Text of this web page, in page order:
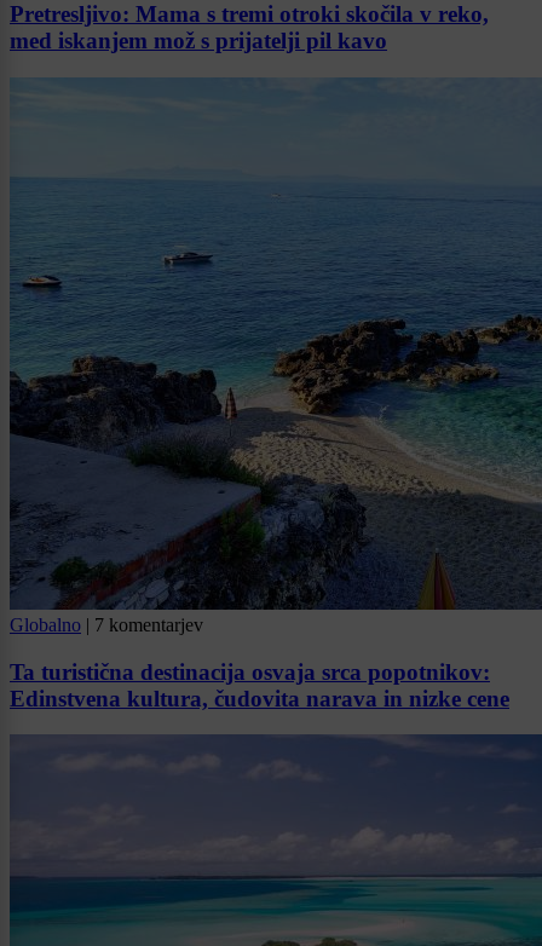
Pretresljivo: Mama s tremi otroki skočila v reko,
med iskanjem mož s prijatelji pil kavo
Globalno | 7 komentarjev
Ta turistična destinacija osvaja srca popotnikov:
Edinstvena kultura, čudovita narava in nizke cene